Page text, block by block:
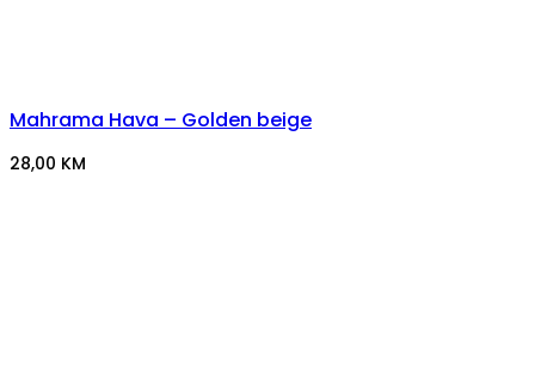
Mahrama Hava – Golden beige
28,00 KM